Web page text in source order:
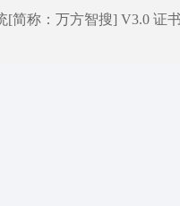
简称：万方智搜] V3.0 证